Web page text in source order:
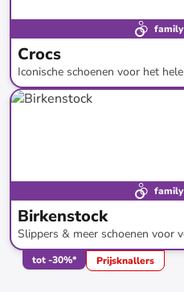
Crocs
Iconische schoenen voor het
tot-51%*
Birkenstock
Slippers & meer schoenen voor
tot-30%* Prijsknallers